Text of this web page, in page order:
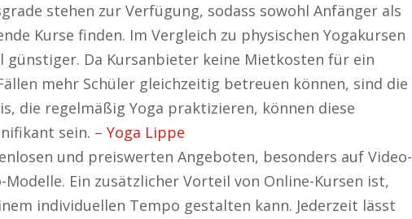
stehen zur Verfügung, sodass sowohl Anfänger als
Kurse finden. Im Vergleich zu physischen Yogakursen
günstiger. Da Kursanbieter keine Mietkosten für ein
mehr Schüler gleichzeitig betreuen können, sind die
die regelmäßig Yoga praktizieren, können diese
sein. – Yoga Lippe
und preiswerten Angeboten, besonders auf Video-
Ein zusätzlicher Vorteil von Online-Kursen ist,
individuellen Tempo gestalten kann. Jederzeit lässt